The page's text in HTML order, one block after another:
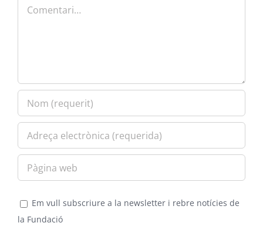
Em vull subscriure a la newsletter i rebre notícies de
la Fundació